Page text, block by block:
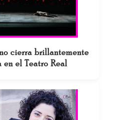
cierra brillantemente
en el Teatro Real